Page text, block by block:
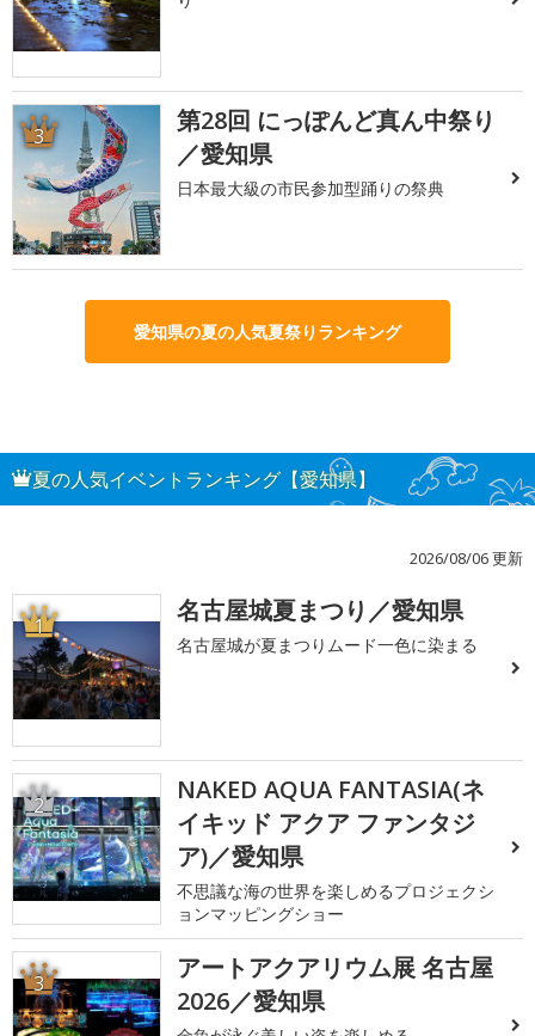
3
第28回 にっぽんど真ん中祭り
／愛知県
日本最大級の市民参加型踊りの祭典
愛知県の夏の人気夏祭りランキング
夏の人気イベントランキング【愛知県】
2026/08/06 更新
1 名古屋城夏まつり／愛知県
名古屋城が夏まつりムード一色に染まる
2
NAKED AQUA FANTASIA(ネ
イキッド アクア ファンタジ
ア)／愛知県
不思議な海の世界を楽しめるプロジェクシ
ョンマッピングショー
3
アートアクアリウム展 名古屋
2026／愛知県